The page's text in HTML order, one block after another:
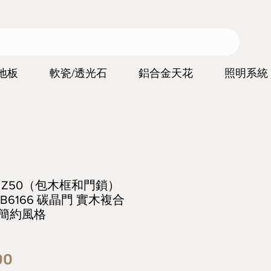
板 軟瓷/透光石 鋁合金天花 照明系統
（包木框和門鎖）
碳晶門 實木複合
約風格